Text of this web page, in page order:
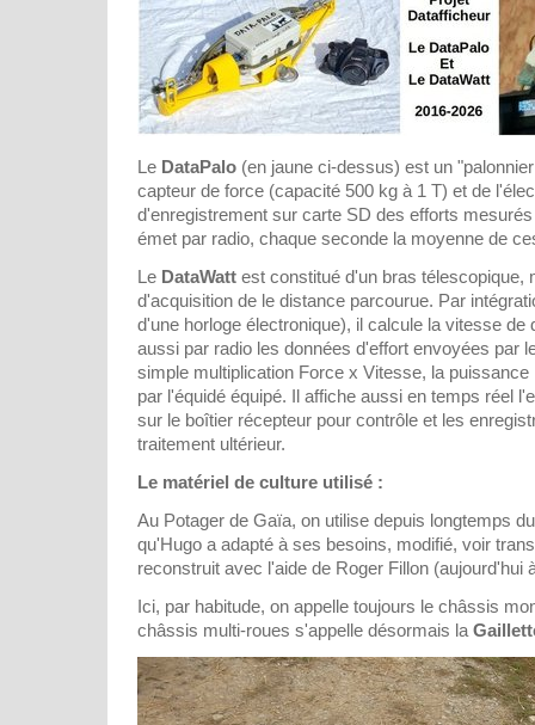
Le DataPalo (en jaune ci-dessus) est un
capteur de force (capacité 500 kg à 1 T) et de
d'enregistrement sur carte SD des efforts
émet par radio, chaque seconde la moyenne de
Le DataWatt est constitué d'un bras télescopique,
d'acquisition de le distance parcourue. Par
d'une horloge électronique), il calcule la vitesse de
aussi par radio les données d'effort envoyées par
simple multiplication Force x Vitesse, la puissance
par l'équidé équipé. Il affiche aussi en temps réel
sur le boîtier récepteur pour contrôle et les
traitement ultérieur.
Le matériel de culture utilisé :
Au Potager de Gaïa, on utilise depuis longtemps
qu'Hugo a adapté à ses besoins, modifié, voir
reconstruit avec l'aide de Roger Fillon (aujourd'hui
Ici, par habitude, on appelle toujours le châssis
châssis multi-roues s'appelle désormais la